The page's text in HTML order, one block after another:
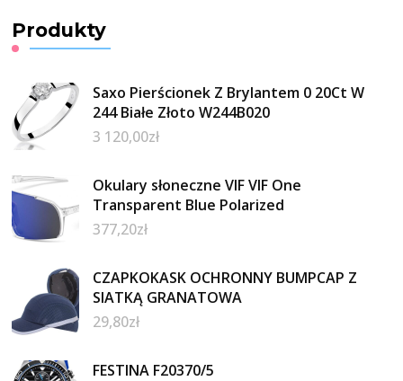
Produkty
Saxo Pierścionek Z Brylantem 0 20Ct W
244 Białe Złoto W244B020
3 120,00zł
Okulary słoneczne VIF VIF One
Transparent Blue Polarized
377,20zł
CZAPKOKASK OCHRONNY BUMPCAP Z
SIATKĄ GRANATOWA
29,80zł
FESTINA F20370/5